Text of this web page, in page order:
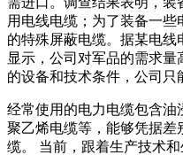
用电线电缆；为了装备一些
的特殊屏蔽电缆。据某电线
显示，公司对军品的需求量
的设备和技术条件，公司只
经常使用的电力电缆包含油
聚乙烯电缆等，能够凭据
缆。 当前，跟着生产技术